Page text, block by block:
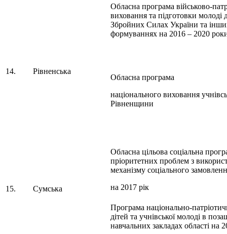
14. Рівненська
Обласна програма військово-
виховання та підготовки молоді
Збройних Силах України та
формуваннях на 2016 – 2020
Обласна програма
національного виховання
Рівненщини
15. Сумська
Обласна цільова соціальна
пріоритетних проблем з
механізму соціального
на 2017 рік
Програма національно-
дітей та учнівської молоді в
навчальних закладах області на